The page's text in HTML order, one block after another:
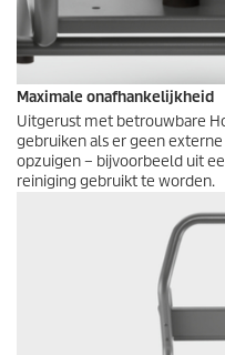
Maximale onafhankelijkheid
Uitgerust met betrouwbare
gebruiken als er geen
opzuigen – bijvoorbeeld uit
reiniging gebruikt te worden.